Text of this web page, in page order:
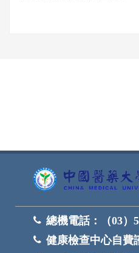
總機電話：
（03）
健康檢查中心自費